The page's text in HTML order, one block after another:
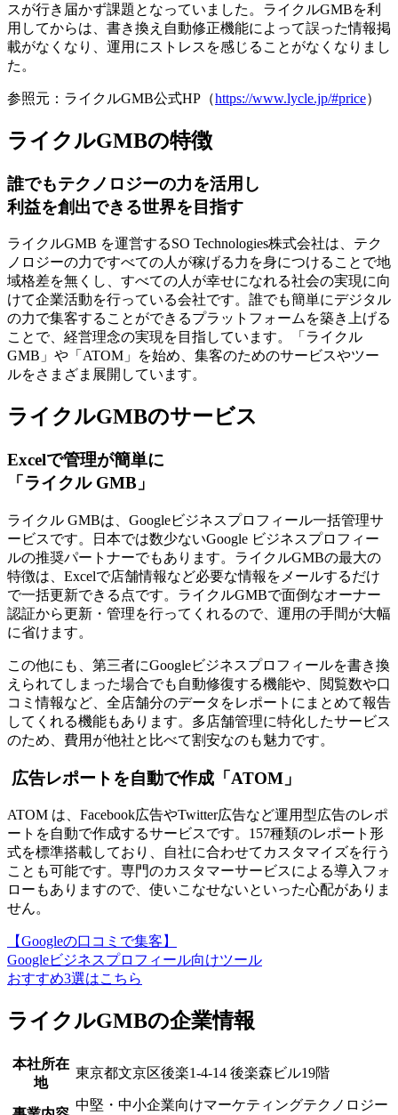
スが行き届かず課題となっていました。ライクルGMBを利
用してからは、 書き換え自動修正機能によって誤った情報掲
載がなくなり、運用にストレスを感じることがなくなりまし
た 。
参照元：ライクルGMB公式HP（https://www.lycle.jp/#price）
ライクルGMBの特徴
誰でもテクノロジーの力を活用し
利益を創出できる世界を目指す
ライクルGMB を運営するSO Technologies株式会社は、テク
ノロジーの力ですべての人が稼げる力を身につけることで地
域格差を無くし、すべての人が幸せになれる社会の実現に向
けて企業活動を行っている会社です。 誰でも簡単にデジタル
の力で集客することができるプラットフォームを築き上げる
ことで、経営理念の実現を目指しています。「ライクル
GMB」や「ATOM」を始め、集客のためのサービスやツー
ルをさまざま展開しています。
ライクルGMBのサービス
Excelで管理が簡単に
「ライクル GMB」
ライクル GMBは、Googleビジネスプロフィール一括管理サ
ービスです。日本では数少ないGoogle ビジネスプロフィー
ルの推奨パートナーでもあります。ライクルGMBの最大の
特徴は、Excelで店舗情報など必要な情報をメールするだけ
で一括更新できる点です。ライクルGMBで面倒なオーナー
認証から更新・管理を行ってくれるので、運用の手間が大幅
に省けます。
この他にも、第三者にGoogleビジネスプロフィールを書き換
えられてしまった場合でも自動修復する機能や、閲覧数や口
コミ情報など、全店舗分のデータをレポートにまとめて報告
してくれる機能もあります。多店舗管理に特化したサービス
のため、費用が他社と比べて割安なのも魅力です。
広告レポートを自動で作成「ATOM」
ATOM は、 Facebook広告やTwitter広告など運用型広告のレポ
ートを自動で作成するサービスです。157種類のレポート形
式を標準搭載しており、自社に合わせてカスタマイズを行う
ことも可能です。専門のカスタマーサービスによる導入フォ
ローもありますので、使いこなせないといった心配がありま
せん。
【Googleの口コミで集客】
Googleビジネスプロフィール向けツール
おすすめ3選はこちら
ライクルGMBの企業情報
本社所在
地
東京都文京区後楽1-4-14 後楽森ビル19階
中堅・中小企業向けマーケティングテクノロジー